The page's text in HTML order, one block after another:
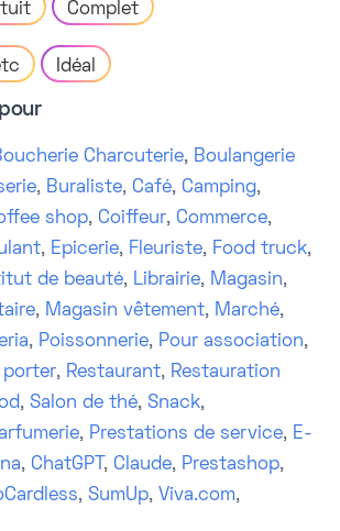
Complet
Idéal
Charcuterie, Boulangerie
, Buraliste, Café, Camping,
shop, Coiffeur, Commerce,
, Epicerie, Fleuriste, Food truck,
de beauté, Librairie, Magasin,
, Magasin vêtement, Marché,
, Poissonnerie, Pour association,
porter, Restaurant, Restauration
, Salon de thé, Snack,
, Prestations de service, E-
, ChatGPT , Claude, Prestashop,
, SumUp, Viva.com,